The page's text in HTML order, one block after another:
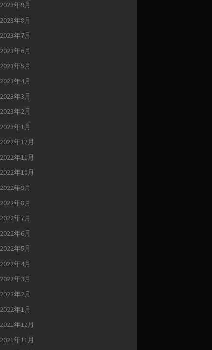
2023年9月
2023年8月
2023年7月
2023年6月
2023年5月
2023年4月
2023年3月
2023年2月
2023年1月
2022年12月
2022年11月
2022年10月
2022年9月
2022年8月
2022年7月
2022年6月
2022年5月
2022年4月
2022年3月
2022年2月
2022年1月
2021年12月
2021年11月